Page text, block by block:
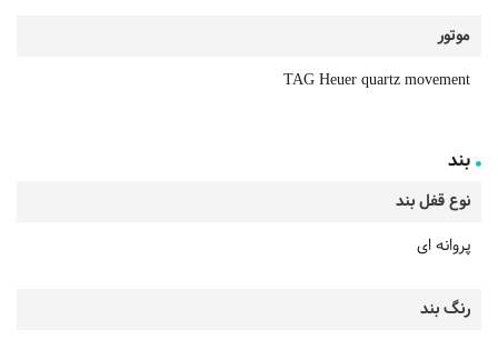
موتور
TAG Heuer quartz movement
بند
نوع قفل بند
پروانه ای
رنگ بند